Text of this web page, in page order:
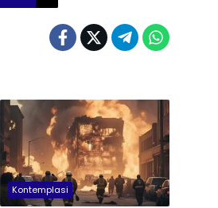
Kontemplasi